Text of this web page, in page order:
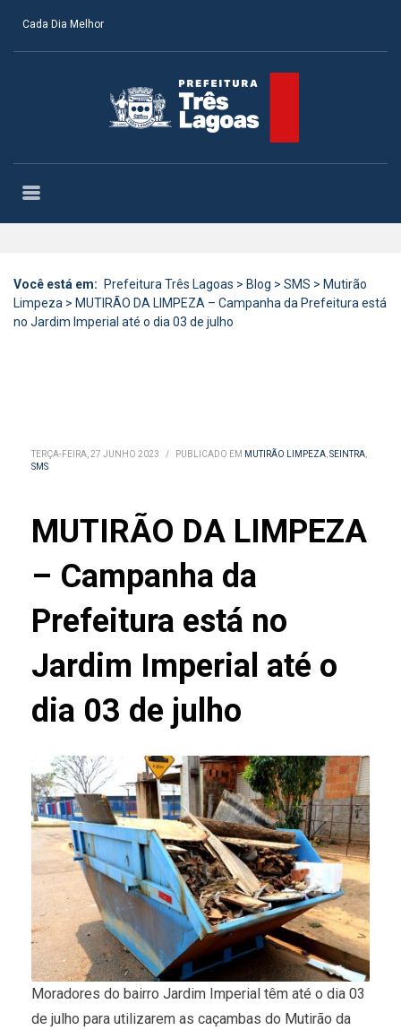
Cada Dia Melhor
Você está em: Prefeitura Três Lagoas > Blog > SMS > Mutirão
Limpeza > MUTIRÃO DA LIMPEZA – Campanha da Prefeitura está
no Jardim Imperial até o dia 03 de julho
TERÇA-FEIRA, 27 JUNHO 2023 / PUBLICADO EM MUTIRÃO LIMPEZA,SEINTRA,
SMS
MUTIRÃO DA LIMPEZA
– Campanha da
Prefeitura está no
Jardim Imperial até o
dia 03 de julho
Moradores do bairro Jardim Imperial têm até o dia 03
de julho para utilizarem as caçambas do Mutirão da